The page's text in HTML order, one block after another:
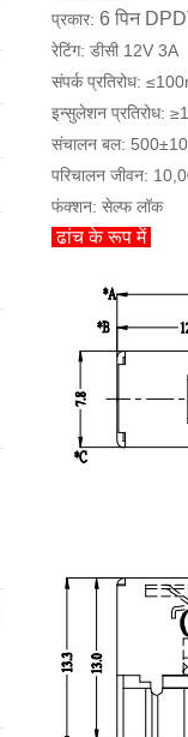
प्रकार: 6 पिन
रेटिंग: डीसी 12V 3A
संपर्क प्रतिरोध:
इन्सुलेशन प्रतिरोध:
संचालन बल:
परिचालन जीवन:
फंक्शन: सेल्फ लॉक
ढांच के रूप में